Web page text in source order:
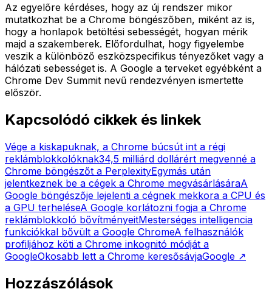
Az egyelőre kérdéses, hogy az új rendszer mikor
mutatkozhat be a Chrome böngészőben, miként az is,
hogy a honlapok betöltési sebességét, hogyan mérik
majd a szakemberek. Előfordulhat, hogy figyelembe
veszik a különböző eszközspecifikus tényezőket vagy a
hálózati sebességet is. A Google a terveket egyébként a
Chrome Dev Summit nevű rendezvényen ismertette
először.
Kapcsolódó cikkek és linkek
Vége a kiskapuknak, a Chrome búcsút int a régi
reklámblokkolóknak34,5 milliárd dollárért megvenné a
Chrome böngészőt a PerplexityEgymás után
jelentkeznek be a cégek a Chrome megvásárlásáraA
Google böngészője lejelenti a cégnek mekkora a CPU és
a GPU terheléseA Google korlátozni fogja a Chrome
reklámblokkoló bővítményeitMesterséges intelligencia
funkciókkal bővült a Google ChromeA felhasználók
profiljához köti a Chrome inkognitó módját a
GoogleOkosabb lett a Chrome keresősávjaGoogle ↗
Hozzászólások